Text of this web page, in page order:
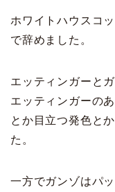
ホワイトハウスコ
で辞めました。
エッティンガーと
エッティンガーの
とか目立つ発色と
た。
一方でガンゾはパ